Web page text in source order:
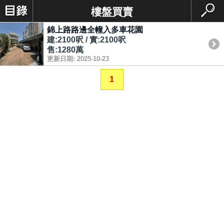
樓盤買賣
錦上路路邊全幢入多車花園
建:2100呎 / 實:2100呎
售:1280萬
更新日期: 2025-10-23
1